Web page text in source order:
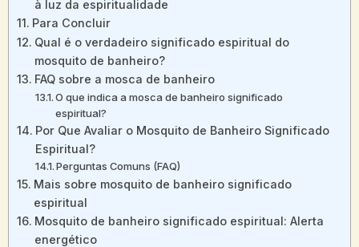
à luz da espiritualidade
Para Concluir
Qual é o verdadeiro significado espiritual do
mosquito de banheiro?
FAQ sobre a mosca de banheiro
O que indica a mosca de banheiro significado
espiritual?
Por Que Avaliar o Mosquito de Banheiro Significado
Espiritual?
Perguntas Comuns (FAQ)
Mais sobre mosquito de banheiro significado
espiritual
Mosquito de banheiro significado espiritual: Alerta
energético